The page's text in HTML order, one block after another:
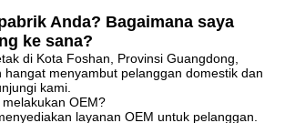
Anda? Bagaimana saya
ke sana?
di Kota Foshan, Provinsi Guangdong,
hangat menyambut pelanggan domestik dan
kami.
OEM?
layanan OEM untuk pelanggan.